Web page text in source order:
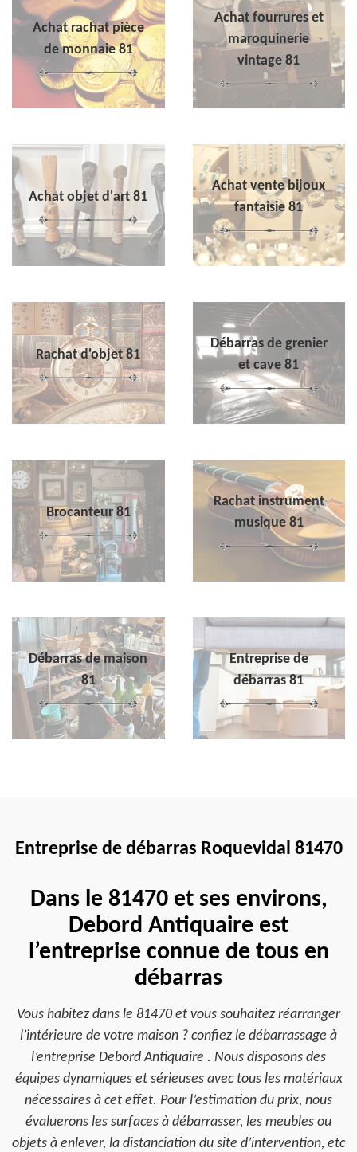
Achat rachat pièce
de monnaie 81
Achat fourrures et
maroquinerie
vintage 81
Achat objet d'art 81
Achat vente bijoux
fantaisie 81
Rachat d'objet 81
Débarras de grenier
et cave 81
Brocanteur 81
Rachat instrument
musique 81
Débarras de maison
81
Entreprise de
débarras 81
Entreprise de débarras Roquevidal 81470
Dans le 81470 et ses environs,
Debord Antiquaire est
l’entreprise connue de tous en
débarras
Vous habitez dans le 81470 et vous souhaitez réarranger
l’intérieure de votre maison ? confiez le débarrassage à
l’entreprise Debord Antiquaire . Nous disposons des
équipes dynamiques et sérieuses avec tous les matériaux
nécessaires à cet effet. Pour l’estimation du prix, nous
évaluerons les surfaces à débarrasser, les meubles ou
objets à enlever, la distanciation du site d’intervention, etc